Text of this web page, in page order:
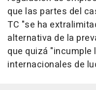
que las partes del
TC "se ha
alternativa de la
que quizá "incumple
internacionales de